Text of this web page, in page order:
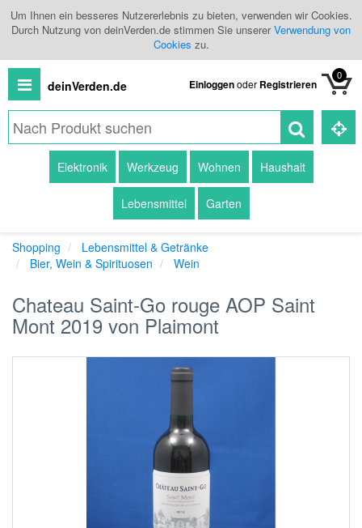
Um Ihnen ein besseres Nutzererlebnis zu bieten, verwenden wir Cookies.
Durch Nutzung von deinVerden.de stimmen Sie unsererVerwendung von
Cookies zu.
deinVerden.de Einloggenoder Registrieren
0
Produkte
Händlerübersicht
Elektronik Werkzeug Wohnen Haushalt
Lebensmittel Garten
Shopping
Lebensmittel & Getränke
Bier, Wein & Spirituosen
Wein
Chateau Saint-Go rouge AOP Saint
Mont 2019 von Plaimont